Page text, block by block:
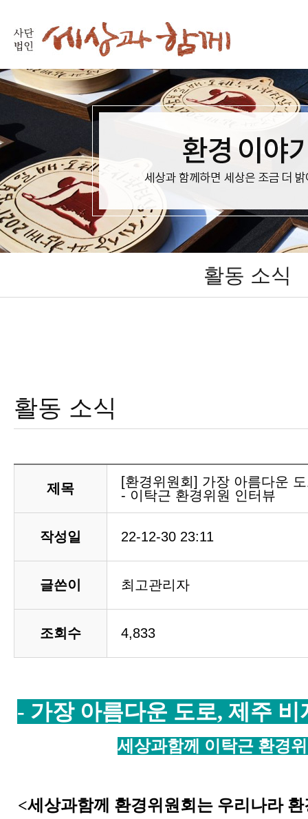
활동 소식
활동 소식
제목
[환경위원회] 가장 아름다운
- 이탁근 환경위원 인터뷰
작성일 22-12-30 23:11
글쓴이 최고관리자
조회수 4,833
- 가장 아름다운 도로, 제주
세상과함께 이탁근 환경
<세상과함께 환경위원회는 우리나라